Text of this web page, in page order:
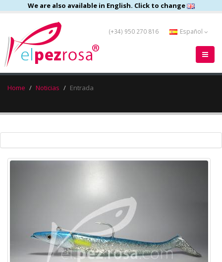
We are also available in English. Click to change
(+34) 950 270 816 Español
Home Noticias Entrada